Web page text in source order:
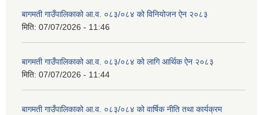
बागमती गाउँपालिकाको आ.व. ०८३/०८४ को विनियोजन ऐन २०८३
मिति: 07/07/2026 - 11:46
बागमती गाउँपालिकाको आ.व. ०८३/०८४ को लागि आर्थिक ऐन २०८३
मिति: 07/07/2026 - 11:44
बागमती गाउँपालिकाको आ.व. ०८३/०८४ को वार्षिक नीति तथा कार्यक्रम